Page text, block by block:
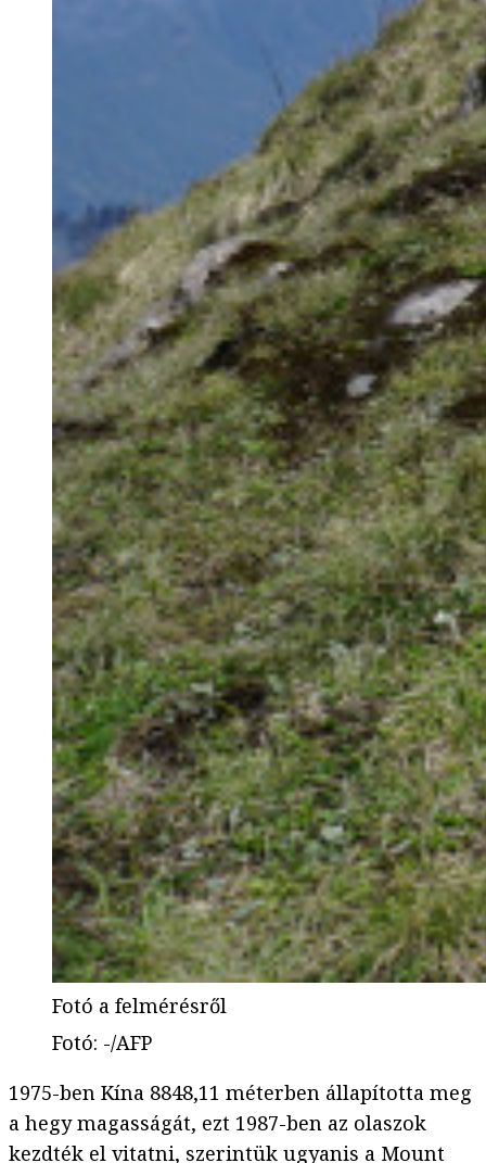
Fotó a felmérésről
Fotó: -/AFP
1975-ben Kína 8848,11 méterben állapította meg
a hegy magasságát, ezt 1987-ben az olaszok
kezdték el vitatni, szerintük ugyanis a Mount